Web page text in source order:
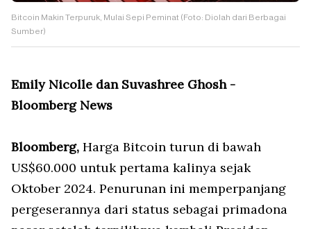
Bitcoin Makin Terpuruk, Mulai Sepi Peminat (Foto: Diolah dari Berbagai
Sumber)
Emily Nicolle dan Suvashree Ghosh -
Bloomberg News
Bloomberg, Harga Bitcoin turun di bawah
US$60.000 untuk pertama kalinya sejak
Oktober 2024. Penurunan ini memperpanjang
pergeserannya dari status sebagai primadona